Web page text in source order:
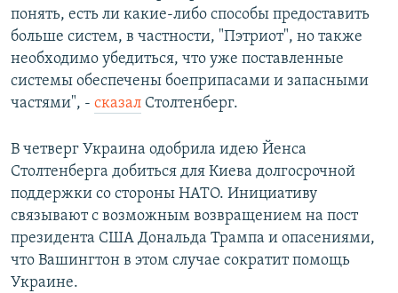
понять, есть ли какие-либо способы предоставить
больше систем, в частности, "Пэтриот", но также
необходимо убедиться, что уже поставленные
системы обеспечены боеприпасами и запасными
частями", - сказал Столтенберг.
В четверг Украина одобрила идею Йенса
Столтенберга добиться для Киева долгосрочной
поддержки со стороны НАТО. Инициативу
связывают с возможным возвращением на пост
президента США Дональда Трампа и опасениями,
что Вашингтон в этом случае сократит помощь
Украине.